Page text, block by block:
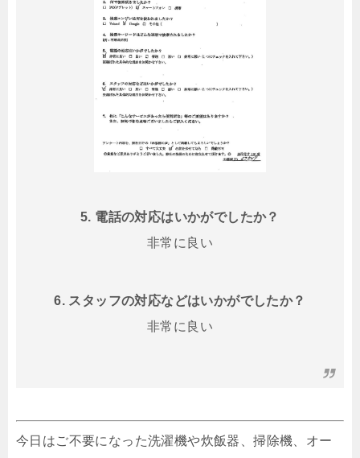
5. 電話の対応はいかがでしたか？
非常に良い
6. スタッフの対応などはいかがでしたか？
非常に良い
今日はご不要になった洗濯機や炊飯器、掃除機、オー